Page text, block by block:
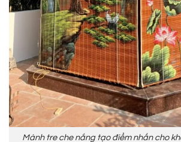
Mành tre che nắng tạo điểm nhấn cho